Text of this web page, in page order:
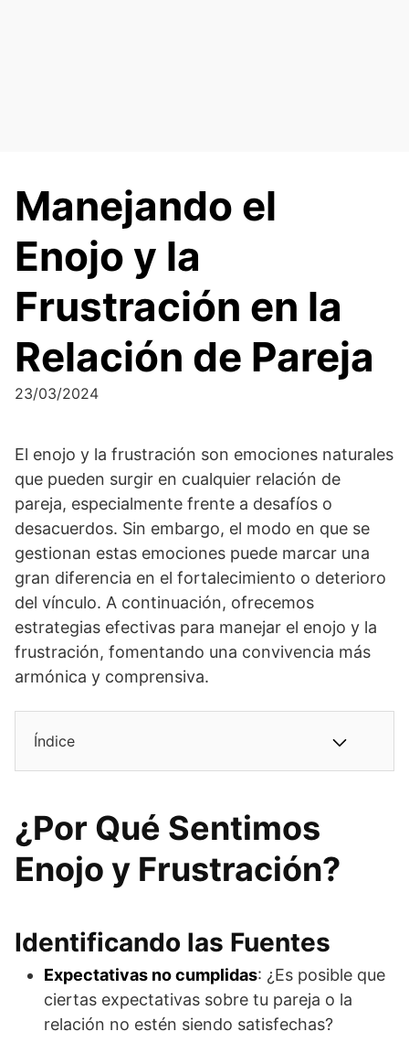
Manejando el
Enojo y la
Frustración en la
Relación de Pareja
23/03/2024
El enojo y la frustración son emociones naturales
que pueden surgir en cualquier relación de
pareja, especialmente frente a desafíos o
desacuerdos. Sin embargo, el modo en que se
gestionan estas emociones puede marcar una
gran diferencia en el fortalecimiento o deterioro
del vínculo. A continuación, ofrecemos
estrategias efectivas para manejar el enojo y la
frustración, fomentando una convivencia más
armónica y comprensiva.
Índice
¿Por Qué Sentimos
Enojo y Frustración?
Identificando las Fuentes
Expectativas no cumplidas: ¿Es posible que
ciertas expectativas sobre tu pareja o la
relación no estén siendo satisfechas?